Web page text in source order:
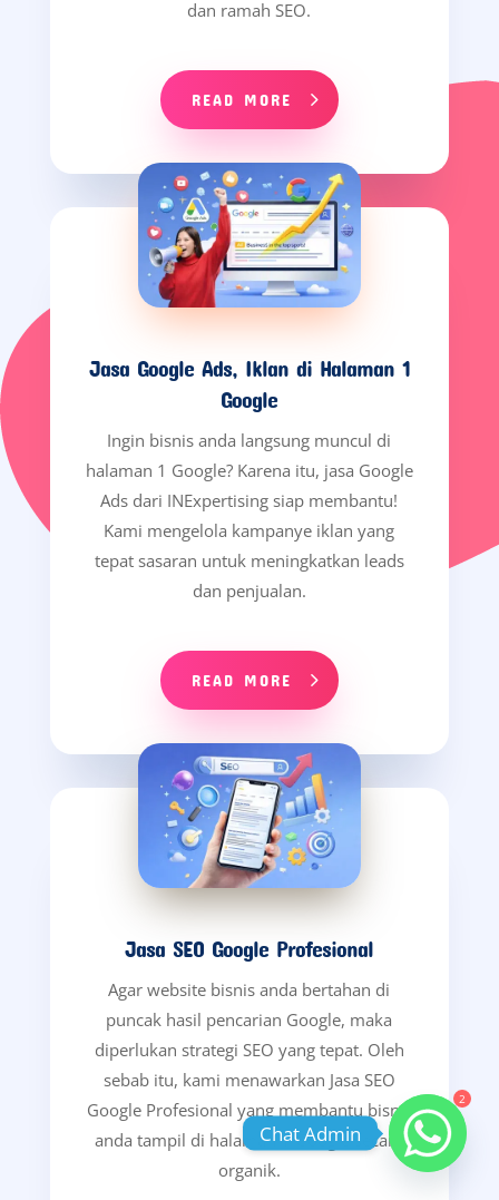
dan ramah SEO.
READ MORE
Jasa Google Ads, Iklan di Halaman 1
Google
Ingin bisnis anda langsung muncul di
halaman 1 Google? Karena itu, jasa Google
Ads dari INExpertising siap membantu!
Kami mengelola kampanye iklan yang
tepat sasaran untuk meningkatkan leads
dan penjualan.
READ MORE
Jasa SEO Google Profesional
Agar website bisnis anda bertahan di
puncak hasil pencarian Google, maka
diperlukan strategi SEO yang tepat. Oleh
sebab itu, kami menawarkan Jasa SEO
Google Profesional yang membantu bisnis
anda tampil di halaman 1 Google secara
organik.
2
Chat Admin